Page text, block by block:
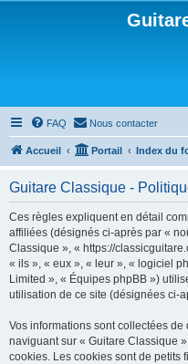
FAQ Nous contacter
Accueil Portail Index du
Guitare Classique -
Ces règles expliquent en détail
affiliées (désignés ci-après par «
Classique », « https://
« ils », « eux », « leur », « logiciel
Limited », « Équipes phpBB »)
utilisation de ce site (désignées ci-
Vos informations sont collectées
naviguant sur « Guitare Classique
cookies. Les cookies sont de petits